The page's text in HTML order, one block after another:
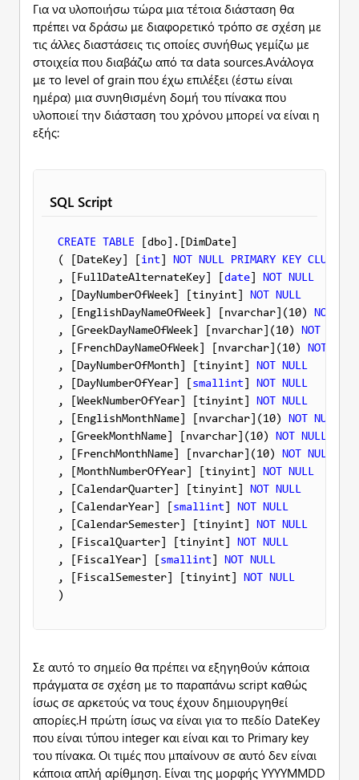
Για να υλοποιήσω τώρα μια τέτοια διάσταση θα
πρέπει να δράσω με διαφορετικό τρόπο σε σχέση με
τις άλλες διαστάσεις τις οποίες συνήθως γεμίζω με
στοιχεία που διαβάζω από τα data sources.Ανάλογα
με το level of grain που έχω επιλέξει (έστω είναι
ημέρα) μια συνηθισμένη δομή του πίνακα που
υλοποιεί την διάσταση του χρόνου μπορεί να είναι η
εξής:
SQL Script
CREATE TABLE [dbo].[DimDate]
( [DateKey] [ int NOT NULL PRIMARY KEY
, [FullDateAlternateKey] [ date NOT
NULL
, [DayNumberOfWeek] [tinyint] NOT
NULL
, [EnglishDayNameOfWeek] [nvarchar](10) NOT
, [GreekDayNameOfWeek] [nvarchar](10) NOT
, [FrenchDayNameOfWeek] [nvarchar](10) NOT
, [DayNumberOfMonth] [tinyint] NOT
NULL
, [DayNumberOfYear] [ smallint NOT
NULL
, [WeekNumberOfYear] [tinyint] NOT
NULL
, [EnglishMonthName] [nvarchar](10) NOT
NULL
, [GreekMonthName] [nvarchar](10) NOT
NULL
, [FrenchMonthName] [nvarchar](10) NOT
NULL
, [MonthNumberOfYear] [tinyint] NOT
NULL
, [CalendarQuarter] [tinyint] NOT
NULL
, [CalendarYear] [ smallint NOT
NULL
, [CalendarSemester] [tinyint] NOT
NULL
, [FiscalQuarter] [tinyint] NOT
NULL
, [FiscalYear] [ smallint NOT
NULL
, [FiscalSemester] [tinyint] NOT
NULL
)
Σε αυτό το σημείο θα πρέπει να εξηγηθούν κάποια
πράγματα σε σχέση με το παραπάνω script καθώς
ίσως σε αρκετούς να τους έχουν δημιουργηθεί
απορίες.Η πρώτη ίσως να είναι για το πεδίο DateKey
που είναι τύπου integer και είναι και το Primary key
του πίνακα. Οι τιμές που μπαίνουν σε αυτό δεν είναι
κάποια απλή αρίθμηση. Είναι της μορφής ΥΥΥΥΜΜDD